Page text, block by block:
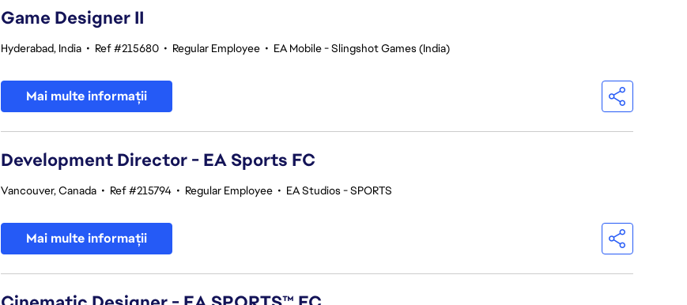
Game Designer II
Hyderabad, India • Ref #215680 • Regular Employee • EA Mobile - Slingshot Games (India)
Mai multe informații
Development Director - EA Sports FC
Vancouver, Canada • Ref #215794 • Regular Employee • EA Studios - SPORTS
Mai multe informații